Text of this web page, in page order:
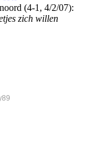
(4-1, 4/2/07):
zich willen